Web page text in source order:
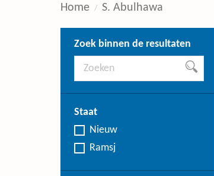
Home S. Abulhawa
Zoek binnen de resultaten
Staat
Nieuw
Ramsj